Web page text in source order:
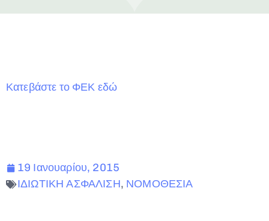
Κατεβάστε το ΦΕΚ εδώ
19 Ιανουαρίου, 2015
ΙΔΙΩΤΙΚΗ ΑΣΦΑΛΙΣΗ, ΝΟΜΟΘΕΣΙΑ